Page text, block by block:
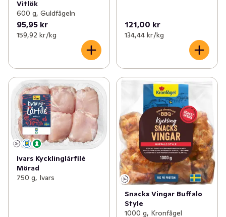
Vitlök
600 g, Guldfågeln
95,95 kr
159,92 kr /kg
121,00 kr
134,44 kr /kg
Ivars Kycklinglårfilé
Mörad
750 g, Ivars
Snacks Vingar Buffalo
Style
1000 g, Kronfågel